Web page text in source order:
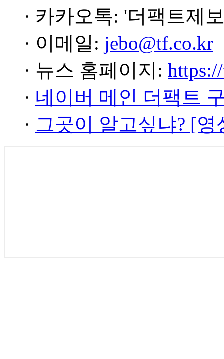
· 카카오톡: '더팩트제
· 이메일: jebo@tf.co.kr
· 뉴스 홈페이지:
· 네이버 메인 더팩트
· 그곳이 알고싶냐? [